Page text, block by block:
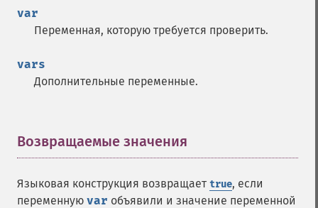
var
Переменная, которую требуется проверить.
vars
Дополнительные переменные.
Возвращаемые значения
Языковая конструкция возвращает true, если
переменную var объявили и значение переменной